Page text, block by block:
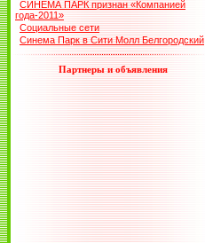
СИНЕМА ПАРК признан «Компанией
года-2011»
Социальные сети
Синема Парк в Сити Молл Белгородский
Партнеры и объявления